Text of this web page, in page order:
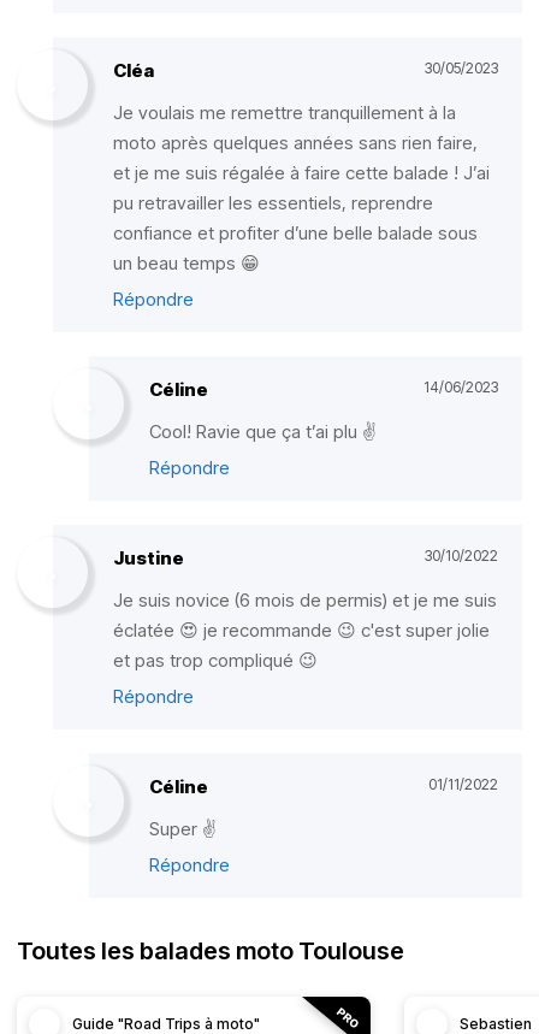
Cléa 30/05/2023
Je voulais me remettre tranquillement à la
moto après quelques années sans rien faire,
et je me suis régalée à faire cette balade ! J’ai
pu retravailler les essentiels, reprendre
confiance et profiter d’une belle balade sous
un beau temps 😁
Répondre
Céline 14/06/2023
Cool! Ravie que ça t’ai plu ✌️
Répondre
Justine 30/10/2022
Je suis novice (6 mois de permis) et je me suis
éclatée 😍 je recommande 😉 c'est super jolie
et pas trop compliqué 😉
Répondre
Céline 01/11/2022
Super ✌️
Répondre
Toutes les balades moto Toulouse
Guide "Road Trips à moto" Sebastien